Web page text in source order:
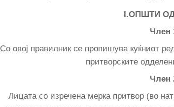
I.ОПШТИ
Член
Со овој правилник се пропишува куќниот
притворските
Член
Лицата со изречена мерка притвор (во